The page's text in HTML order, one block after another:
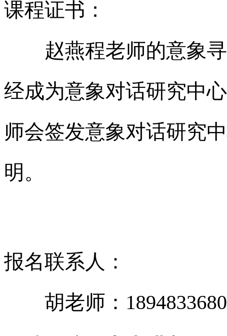
课程证书：
赵燕程老师的意象寻
经成为意象对话研究中
师会签发意象对话研究
明。
报名联系人：
胡老师：